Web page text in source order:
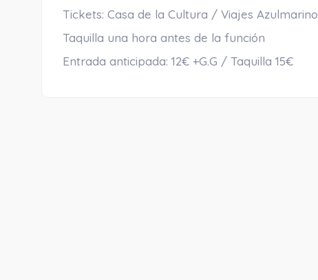
Tickets: Casa de la Cultura / Viajes
Taquilla una hora antes de la función
Entrada anticipada: 12€ +G.G / Taquilla 15€